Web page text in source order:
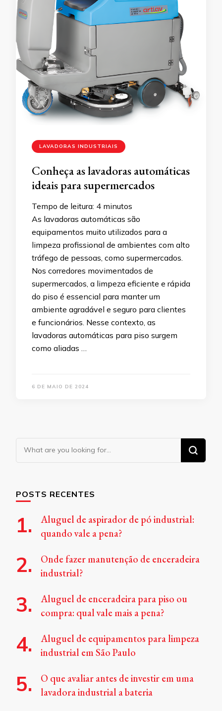
LAVADORAS INDUSTRIAIS
Conheça as lavadoras automáticas
ideais para supermercados
Tempo de leitura: 4 minutos
As lavadoras automáticas são
equipamentos muito utilizados para a
limpeza profissional de ambientes com alto
tráfego de pessoas, como supermercados.
Nos corredores movimentados de
supermercados, a limpeza eficiente e rápida
do piso é essencial para manter um
ambiente agradável e seguro para clientes
e funcionários. Nesse contexto, as
lavadoras automáticas para piso surgem
como aliadas …
6 DE MAIO DE 2024
Looking
for
POSTS RECENTES
Aluguel de aspirador de pó industrial:
quando vale a pena?
Onde fazer manutenção de enceradeira
industrial?
Aluguel de enceradeira para piso ou
compra: qual vale mais a pena?
Aluguel de equipamentos para limpeza
industrial em São Paulo
O que avaliar antes de investir em uma
lavadora industrial a bateria